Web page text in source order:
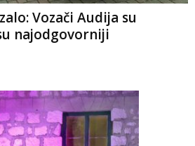
Vozači Audija su
najodgovorniji